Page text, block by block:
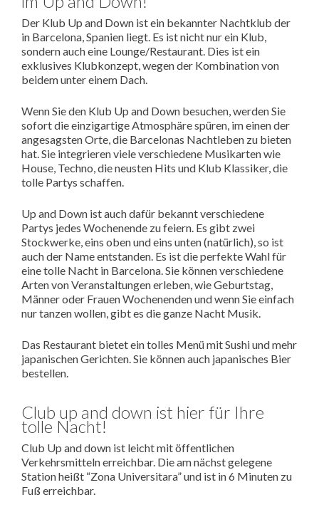
Der Klub Up and Down ist ein bekannter Nachtklub der
in Barcelona, Spanien liegt. Es ist nicht nur ein Klub,
sondern auch eine Lounge/Restaurant. Dies ist ein
exklusives Klubkonzept, wegen der Kombination von
beidem unter einem Dach.
Wenn Sie den Klub Up and Down besuchen, werden Sie
sofort die einzigartige Atmosphäre spüren, im einen der
angesagsten Orte, die Barcelonas Nachtleben zu bieten
hat. Sie integrieren viele verschiedene Musikarten wie
House, Techno, die neusten Hits und Klub Klassiker, die
tolle Partys schaffen.
Up and Down ist auch dafür bekannt verschiedene
Partys jedes Wochenende zu feiern. Es gibt zwei
Stockwerke, eins oben und eins unten (natürlich), so ist
auch der Name entstanden. Es ist die perfekte Wahl für
eine tolle Nacht in Barcelona. Sie können verschiedene
Arten von Veranstaltungen erleben, wie Geburtstag,
Männer oder Frauen Wochenenden und wenn Sie einfach
nur tanzen wollen, gibt es die ganze Nacht Musik.
Das Restaurant bietet ein tolles Menü mit Sushi und mehr
japanischen Gerichten. Sie können auch japanisches Bier
bestellen.
Club up and down ist hier für Ihre
tolle Nacht!
Club Up and down ist leicht mit öffentlichen
Verkehrsmitteln erreichbar. Die am nächst gelegene
Station heißt “Zona Universitara” und ist in 6 Minuten zu
Fuß erreichbar.